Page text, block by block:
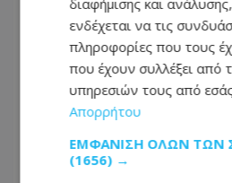
Δραματική διάσωση
Φορτηγό έπεσε πάνω
και το σκέπασε με
οδηγό έσωσε
βίντεο
διαφήμισης και
ενδέχεται να τις
πληροφορίες που τους
που έχουν συλλέξει από
υπηρεσιών τους από
Απορρήτου
ΕΜΦΆΝΙΣΗ ΌΛΩΝ ΤΩΝ
(1656) →